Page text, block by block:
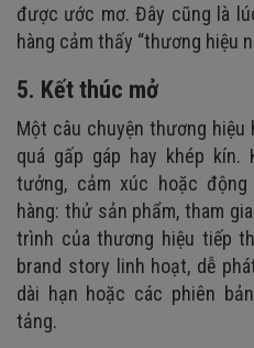
được ước mơ. Đây cũng là
hàng cảm thấy “thương hiệu
5. Kết thúc mở
Một câu chuyện thương
quá gấp gáp hay khép
tưởng, cảm xúc hoặc
hàng: thử sản phẩm, tham
trình của thương hiệu tiếp
brand story linh hoạt, dễ
dài hạn hoặc các phiên
tảng.